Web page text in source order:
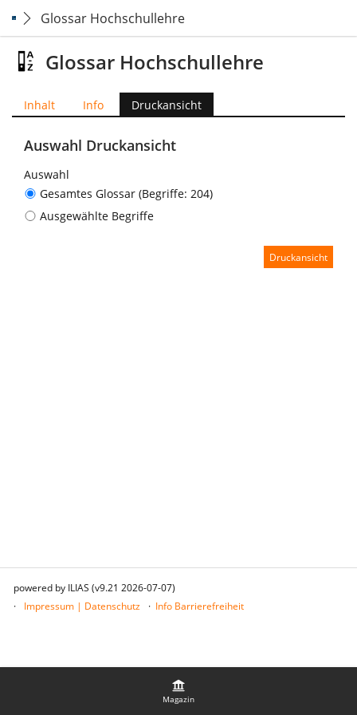
Glossar Hochschullehre
Magazin
Glossar Hochschullehre
Inhalt Info Druckansicht
Auswahl Druckansicht
Auswahl
Gesamtes Glossar (Begriffe: 204)
Ausgewählte Begriffe
powered by ILIAS (v9.21 2026-07-07)
Impressum | Datenschutz
Info Barrierefreiheit